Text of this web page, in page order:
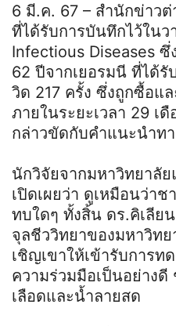
6 มี.ค. 67 – สำนักข่าวต่
ที่ได้รับการบันทึกไว้ในว
Infectious Diseases ซึ่
62 ปีจากเยอรมนี ที่ได้
วิด 217 ครั้ง ซึ่งถูกซื้อแ
ภายในระยะเวลา 29 เ
กล่าวขัดกับคำแนะนำท
นักวิจัยจากมหาวิทยาลัย
เปิดเผยว่า ดูเหมือนว่า
ทบใดๆ ทั้งสิ้น ดร.คิเลีย
จุลชีววิทยาของมหาวิท
เชิญเขาให้เข้ารับการท
ความร่วมมือเป็นอย่าง
เลือดและน้ำลายสด